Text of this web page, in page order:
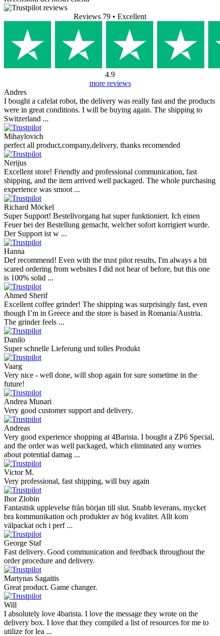
Reviews 79 • Excellent
4.9
more reviews
Andres
I bought a cafelat robot, the delivery was really fast and the products
were in great conditions. I will be buying again. The shipping to
Switzerland ...
Mihaylovich
perfect all product,company,delivery, thanks recomended
Nerijus
Excellent store! Friendly and professional communication, fast
shipping, and the item arrived well packaged. The whole purchasing
experience was smoot ...
Richard Möckel
Super Support! Bestellvorgang hat super funktioniert. Ich einen
Feuer bei der Bestellung gemacht, welcher sofort korrigiert wurde.
Der Support ist w ...
Hanna
Def recommend! Even with the trust pilot results, I'm always a bit
scared ordering from websites I did not hear of before, but this one
is 100% solid ...
Ahmed Sherif
Excellent coffee grinder! The shipping was surprisingly fast, even
though I’m in Greece and the store is based in Romania/Austria.
The grinder feels ...
Danilo
Super schnelle Lieferung und tolles Produkt
Vaarg
Very nice - well done, will shop again for sure sometime in the
future!
Andrea Munari
Very good customer support and delivery.
Andreas
Very good experience shopping at 4Barista. I bought a ZP6 Special,
and the order was well packaged, which eliminated any worries
about potential damag ...
Victor M.
Very professional, fast shipping, will buy again
Ihor Zlobin
Fantastisk upplevelse från början till slut. Snabb leverans, mycket
bra kommunikation och produkter av hög kvalitet. Allt kom
välpackat och i perf ...
George Staf
Fast delivery. Good communication and feedback throughout the
order procedure and delivery.
Martynas Sagaitis
Great product. Game changer.
Will
I absolutely love 4barista. I love the message they wrote on the
delivery box. I love that they compiled a list of resources for me to
utilize for lea ...